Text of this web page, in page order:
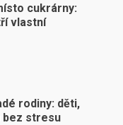
cukrárny:
vlastní
rodiny: děti,
bez stresu